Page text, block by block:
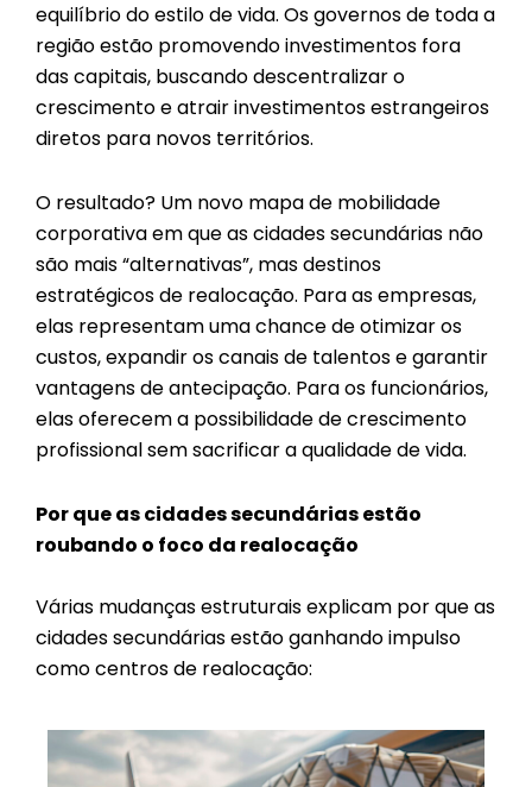
equilíbrio do estilo de vida. Os governos de toda a
região estão promovendo investimentos fora
das capitais, buscando descentralizar o
crescimento e atrair investimentos estrangeiros
diretos para novos territórios.
O resultado? Um novo mapa de mobilidade
corporativa em que as cidades secundárias não
são mais “alternativas”, mas destinos
estratégicos de realocação. Para as empresas,
elas representam uma chance de otimizar os
custos, expandir os canais de talentos e garantir
vantagens de antecipação. Para os funcionários,
elas oferecem a possibilidade de crescimento
profissional sem sacrificar a qualidade de vida.
Por que as cidades secundárias estão
roubando o foco da realocação
Várias mudanças estruturais explicam por que as
cidades secundárias estão ganhando impulso
como centros de realocação: